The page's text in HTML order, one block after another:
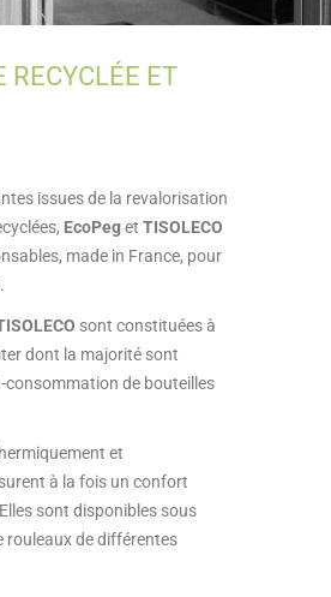
RECYCLÉE ET
issues de la revalorisation
EcoPegetTISOLECO
made in France, pour
sont constituées à
dont la majorité sont
consommation de bouteilles
et
à la fois un confort
sont disponibles sous
rouleaux de différentes